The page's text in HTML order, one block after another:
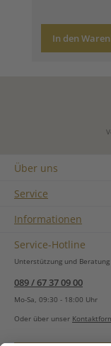
In den
Über uns
Service
Informationen
Service-Hotline
Unterstützung und
089 / 67 37 09 00
Mo-Sa, 09:30 - 18:00 Uhr
Oder über unser